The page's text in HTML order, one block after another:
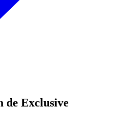
de Exclusive